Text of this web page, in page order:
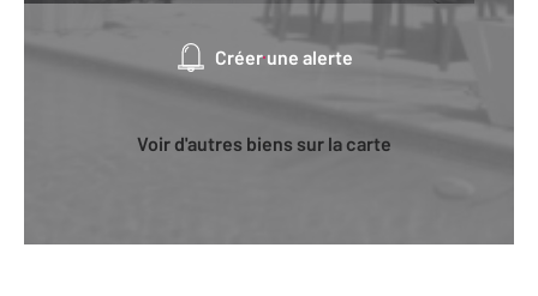
Créer une alerte
Voir d'autres biens sur la carte